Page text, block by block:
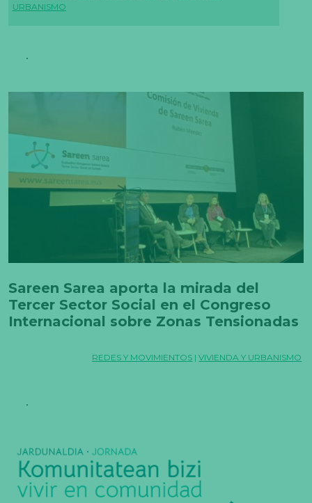
URBANISMO
Sareen Sarea aporta la mirada del
Tercer Sector Social en el Congreso
Internacional sobre Zonas Tensionadas
REDES Y MOVIMIENTOS | VIVIENDA Y URBANISMO